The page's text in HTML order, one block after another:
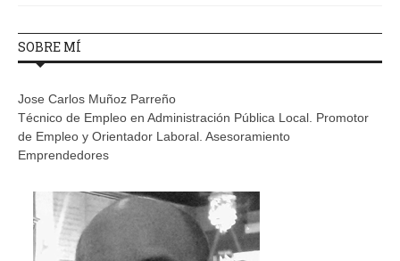
SOBRE MÍ
Jose Carlos Muñoz Parreño
Técnico de Empleo en Administración Pública Local. Promotor
de Empleo y Orientador Laboral. Asesoramiento
Emprendedores